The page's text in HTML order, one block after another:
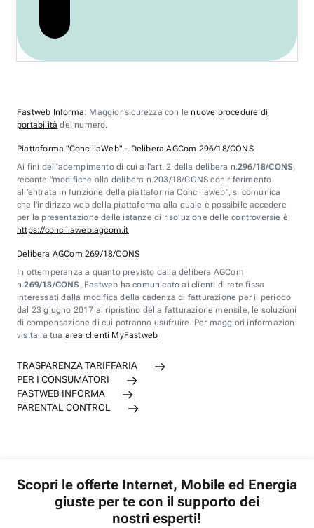
Fastweb Informa: Maggior sicurezza con lenuove procedure di
portabilità del numero.
Piattaforma "ConciliaWeb" – Delibera AGCom 296/18/CONS
Ai fini dell'adempimento di cui all'art. 2 della delibera n.296/18/CONS,
recante "modifiche alla delibera n.203/18/CONS con riferimento
all'entrata in funzione della piattaforma Conciliaweb", si comunica
che l'indirizzo web della piattaforma alla quale è possibile accedere
per la presentazione delle istanze di risoluzione delle controversie è
https://conciliaweb.agcom.it
Delibera AGCom 269/18/CONS
In ottemperanza a quanto previsto dalla delibera AGCom
n.269/18/CONS , Fastweb ha comunicato ai clienti di rete fissa
interessati dalla modifica della cadenza di fatturazione per il periodo
dal 23 giugno 2017 al ripristino della fatturazione mensile, le soluzioni
di compensazione di cui potranno usufruire. Per maggiori informazioni
visita la tua area clienti MyFastweb
TRASPARENZA TARIFFARIA
PER I CONSUMATORI
FASTWEB INFORMA
PARENTAL CONTROL
Scopri le offerte Internet, Mobile ed Energia
giuste per te con il supporto dei
nostri esperti!